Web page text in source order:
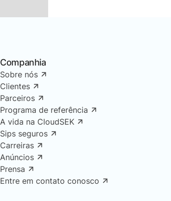
Companhia
Sobre nós
Clientes
Parceiros
Programa de referência
A vida na CloudSEK
Sips seguros
Carreiras
Anúncios
Prensa
Entre em contato conosco